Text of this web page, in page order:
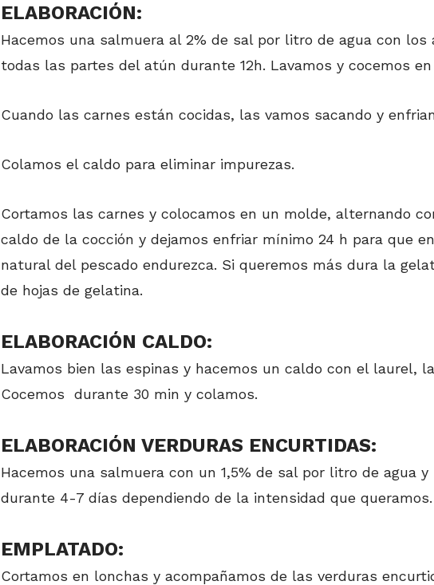
ELABORACIÓN:
Hacemos una salmuera al 2% de sal por litro de agua con
todas las partes del atún durante 12h. Lavamos y cocemos
Cuando las carnes están cocidas, las vamos sacando y
Colamos el caldo para eliminar impurezas.
Cortamos las carnes y colocamos en un molde, alternando
caldo de la cocción y dejamos enfriar mínimo 24 h para que
natural del pescado endurezca. Si queremos más dura la
de hojas de gelatina.
ELABORACIÓN CALDO:
Lavamos bien las espinas y hacemos un caldo con el laurel,
Cocemos durante 30 min y colamos.
ELABORACIÓN VERDURAS ENCURTIDAS:
Hacemos una salmuera con un 1,5% de sal por litro de agua
durante 4-7 días dependiendo de la intensidad que queramos.
EMPLATADO:
Cortamos en lonchas y acompañamos de las verduras